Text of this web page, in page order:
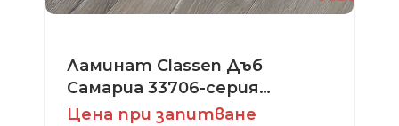
Ламинат Classen Дъб
Самариа 33706-серия
Extravagant Dynamic
Цена при запитване